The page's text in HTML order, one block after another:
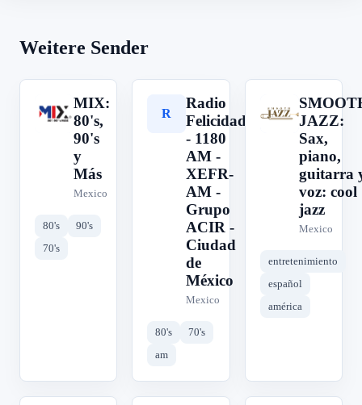
Weitere Sender
M
MIX:
80's,
90's
y
Más
Mexico
80's
90's
70's
R
Radio
Felicidad
- 1180
AM -
XEFR-
AM -
Grupo
ACIR -
Ciudad
de
México
Mexico
80's
70's
am
S
JAZZ:
Sax,
piano,
guitarra
voz: cool
jazz
Mexico
entretenimiento
español
américa